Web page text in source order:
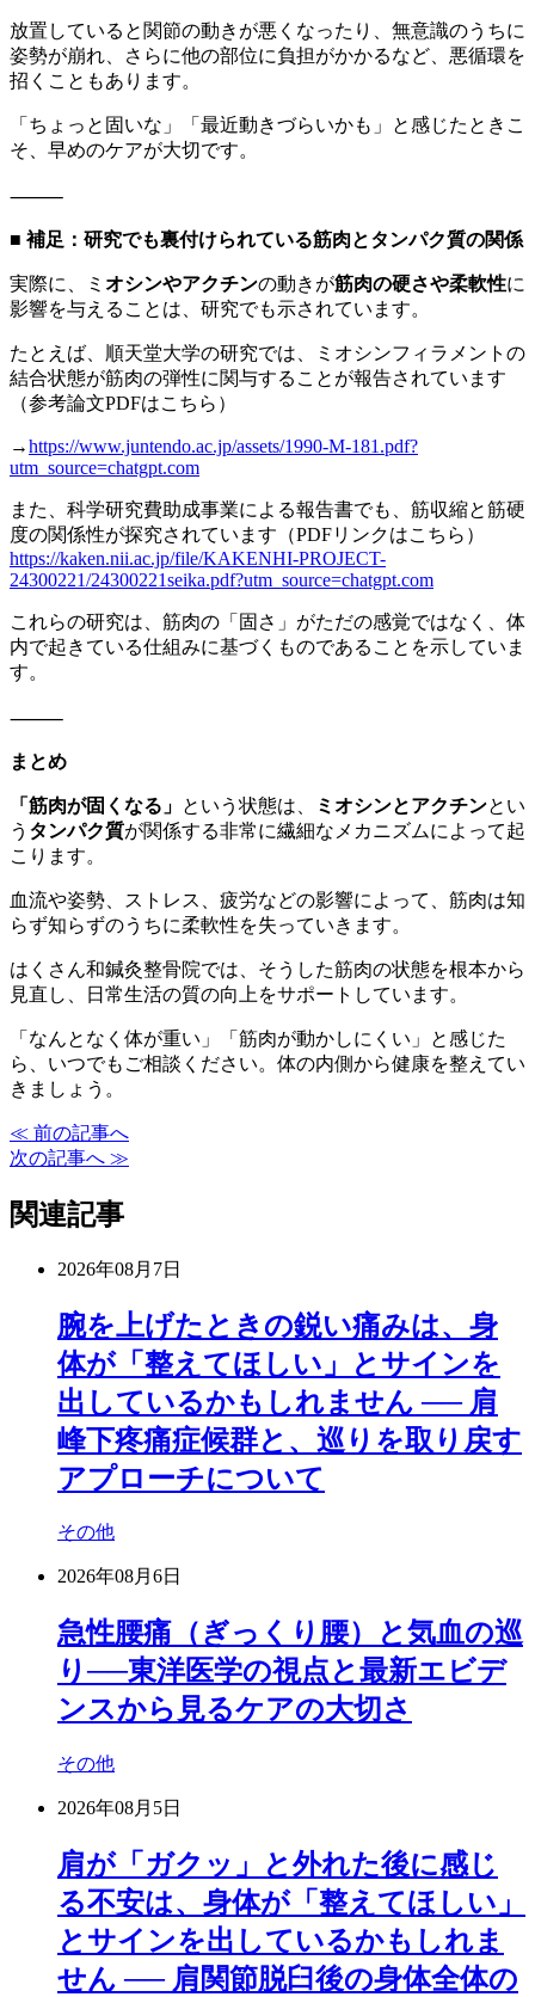
放置していると関節の動きが悪くなったり、無意識のうちに
姿勢が崩れ、さらに他の部位に負担がかかるなど、悪循環を
招くこともあります。
「ちょっと固いな」「最近動きづらいかも」と感じたときこ
そ、早めのケアが大切です。
⸻
■ 補足：研究でも裏付けられている筋肉とタンパク質の関係
実際に、ミ オシンやアクチンの動きが筋肉の硬さや柔軟性に
影響を与えることは、研究でも示されています。
たとえば、順天堂大学の研究では、ミオシンフィラメントの
結合状態が筋肉の弾性に関与することが報告されています
（参考論文PDFはこちら）
→https://www.juntendo.ac.jp/assets/1990-M-181.pdf?
utm_source=chatgpt.com
また、科学研究費助成事業による報告書でも、筋収縮と筋硬
度の関係性が探究されています（PDFリンクはこちら）
https://kaken.nii.ac.jp/file/KAKENHI-PROJECT-
24300221/24300221seika.pdf?utm_source=chatgpt.com
これらの研究は、筋肉の「固さ」がただの感覚ではなく、体
内で起きている仕組みに基づくものであることを示していま
す。
⸻
まとめ
「筋肉が固くなる」 という状態は、 ミオシンとアクチンとい
う タンパク質が関係する非常に繊細なメカニズムによって起
こります。
血流や姿勢、ストレス、疲労などの影響によって、筋肉は知
らず知らずのうちに柔軟性を失っていきます。
はくさん和鍼灸整骨院では、そうした筋肉の状態を根本から
見直し、日常生活の質の向上をサポートしています。
「なんとなく体が重い」「筋肉が動かしにくい」と感じた
ら、いつでもご相談ください。体の内側から健康を整えてい
きましょう。
≪ 前の記事へ
次の記事へ ≫
関連記事
2026年08月7日
腕を上げたときの鋭い痛みは、身
体が「整えてほしい」とサインを
出しているかもしれません ── 肩
峰下疼痛症候群と、巡りを取り戻す
アプローチについて
その他
2026年08月6日
急性腰痛（ぎっくり腰）と気血の巡
り──東洋医学の視点と最新エビデ
ンスから見るケアの大切さ
その他
2026年08月5日
肩が「ガクッ」と外れた後に感じ
る不安は、身体が「整えてほしい」
とサインを出しているかもしれま
せん ── 肩関節脱臼後の身体全体の